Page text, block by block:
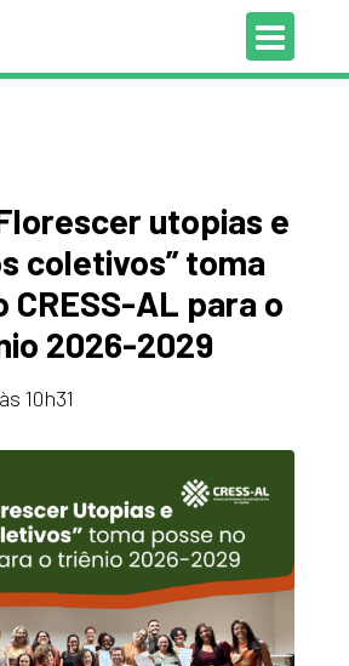
utopias e
coletivos” toma
CRESS-AL para o
2026-2029
10h31